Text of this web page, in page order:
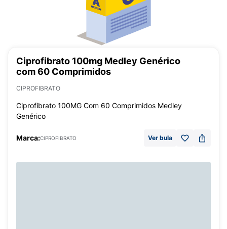
Ciprofibrato 100mg Medley Genérico
com 60 Comprimidos
CIPROFIBRATO
Ciprofibrato 100MG Com 60 Comprimidos Medley
Genérico
Marca:CIPROFIBRATO Ver bula